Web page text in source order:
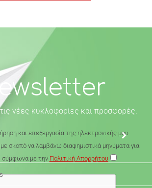
νέες κυκλοφορίες και προσφορές.
και επεξεργασία της ηλεκτρονικής μου
σκοπό να λαμβάνω διαφημιστικά μηνύματα για
σύμφωνα με την Πολιτική Απορρήτου